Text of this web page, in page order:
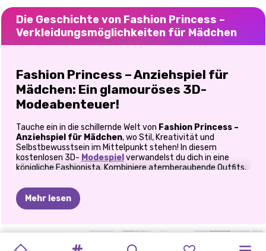
Die Geschichte von Fashion Princess –
Verkleidungsmöglichkeiten für Mädchen
Fashion Princess – Anziehspiel für
Mädchen: Ein glamouröses 3D-
Modeabenteuer!
Tauche ein in die schillernde Welt von Fashion Princess –
Anziehspiel für Mädchen, wo Stil, Kreativität und
Selbstbewusstsein im Mittelpunkt stehen! In diesem
kostenlosen 3D- Modespiel verwandelst du dich in eine
königliche Fashionista. Kombiniere atemberaubende Outfits,
Mode-Challenges, um zu beweisen, dass du die ultimative
Stilikone bist. Egal ob auf dem Smartphone oder Computer –
diese magische Welt steckt voller Glitzer, Spaß und
Kleide dich, style dich und erobere
Mehr lesen
MODE-
FASHION SPEKTAKULÄRE
CYBERPUNK E-GIRL
FASHION-